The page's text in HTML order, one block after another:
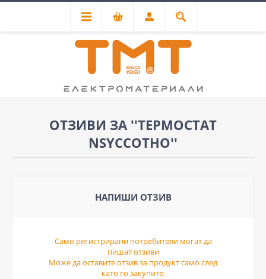
ОТЗИВИ ЗА ТЕРМОСТАТ
NSYCCOTHO
НАПИШИ ОТЗИВ
Само регистрирани потребители могат да
пишат отзиви
Може да оставите отзив за продукт само след
като го закупите.